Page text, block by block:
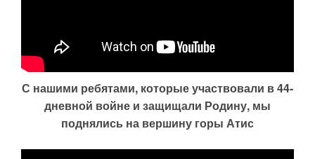
С нашими ребятами, которые участвовали в 44-
дневной войне и защищали Родину, мы
поднялись на вершину горы Атис